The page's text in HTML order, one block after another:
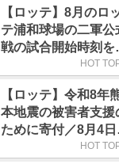
【ロッテ】8月のロ
テ浦和球場の二軍公
戦の試合開始時刻を
前10時30分に変更
HOT
【ロッテ】令和8年
本地震の被害者支援
ために寄付／8月4日
は選手たちが募金箱
HOT